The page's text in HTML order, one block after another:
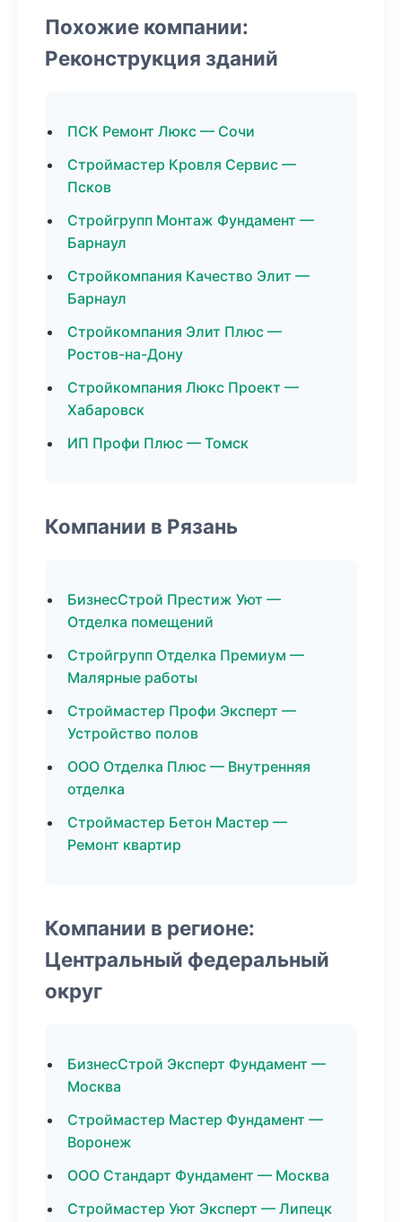
Похожие компании:
Реконструкция зданий
ПСК Ремонт Люкс — Сочи
Строймастер Кровля Сервис —
Псков
Стройгрупп Монтаж Фундамент —
Барнаул
Стройкомпания Качество Элит —
Барнаул
Стройкомпания Элит Плюс —
Ростов-на-Дону
Стройкомпания Люкс Проект —
Хабаровск
ИП Профи Плюс — Томск
Компании в Рязань
БизнесСтрой Престиж Уют —
Отделка помещений
Стройгрупп Отделка Премиум —
Малярные работы
Строймастер Профи Эксперт —
Устройство полов
ООО Отделка Плюс — Внутренняя
отделка
Строймастер Бетон Мастер —
Ремонт квартир
Компании в регионе:
Центральный федеральный
округ
БизнесСтрой Эксперт Фундамент —
Москва
Строймастер Мастер Фундамент —
Воронеж
ООО Стандарт Фундамент — Москва
Строймастер Уют Эксперт — Липецк